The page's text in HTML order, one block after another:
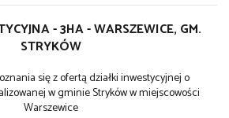
- 3HA - WARSZEWICE, GM.
STRYKÓW
się z ofertą działki inwestycyjnej o
w gminie Stryków w miejscowości
Warszewice